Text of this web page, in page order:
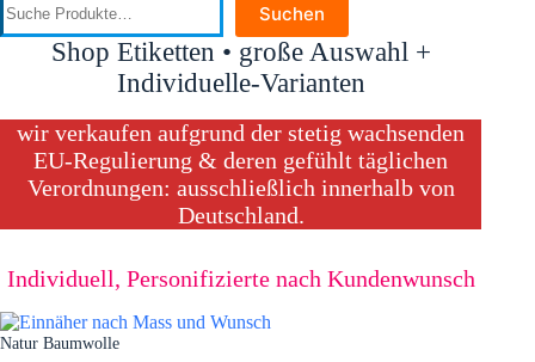
Suchen
Shop Etiketten • große Auswahl +
Individuelle-Varianten
wir verkaufen aufgrund der stetig wachsenden
EU-Regulierung & deren gefühlt täglichen
Verordnungen: ausschließlich innerhalb von
Deutschland.
Individuell, Personifizierte nach Kundenwunsch
Natur Baumwolle